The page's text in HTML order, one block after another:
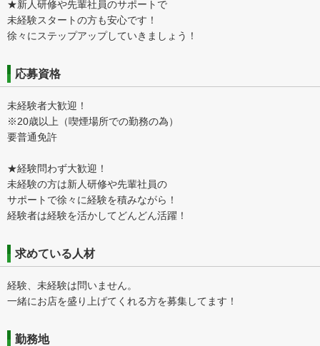
★新人研修や先輩社員のサポートで
未経験スタートの方も安心です！
徐々にステップアップしていきましょう！
応募資格
未経験者大歓迎！
※20歳以上（喫煙場所での勤務の為）
要普通免許
★経験問わず大歓迎！
未経験の方は新人研修や先輩社員の
サポートで徐々に経験を積みながら！
経験者は経験を活かしてどんどん活躍！
求めている人材
経験、未経験は問いません。
一緒にお店を盛り上げてくれる方を募集してます！
勤務地